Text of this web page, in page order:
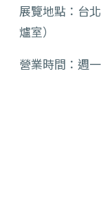
展覽地點：台
爐室）
營業時間：週